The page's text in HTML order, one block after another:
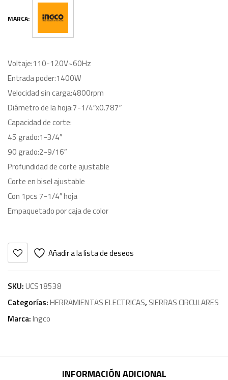
MARCA:
Voltaje:110-120V~60Hz
Entrada poder:1400W
Velocidad sin carga:4800rpm
Diámetro de la hoja:7-1/4″x0.787″
Capacidad de corte:
45 grado:1-3/4″
90 grado:2-9/16″
Profundidad de corte ajustable
Corte en bisel ajustable
Con 1pcs 7-1/4″ hoja
Empaquetado por caja de color
Añadir a la lista de deseos
SKU:UCS18538
Categorías:HERRAMIENTAS ELECTRICAS, SIERRAS CIRCULARES
Marca:Ingco
INFORMACIÓN ADICIONAL